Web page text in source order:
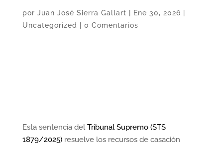
por Juan José Sierra Gallart Ene 30, 2026
Uncategorized
0 Comentarios
Esta sentencia delTribunal Supremo (STS
1879/2025)resuelve los recursos de casación